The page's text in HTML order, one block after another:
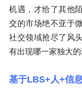
机遇，才给了其他
交的市场绝不亚于
社交领域抢尽了风
有出现哪一家独大
基于LBS+人+信